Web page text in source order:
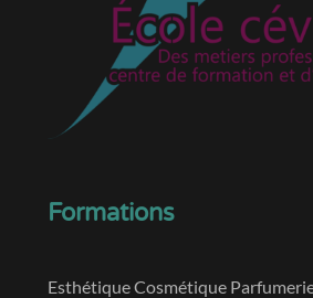
Formations
Esthétique Cosmétique